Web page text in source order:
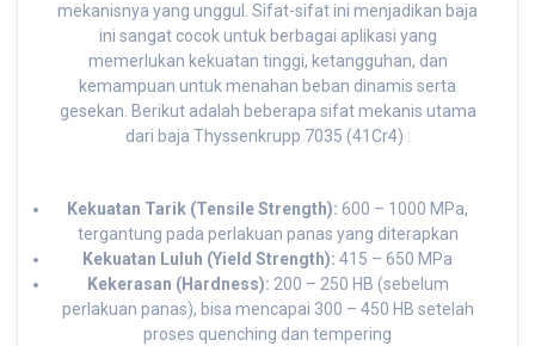
mekanisnya yang unggul. Sifat-sifat ini menjadikan baja
ini sangat cocok untuk berbagai aplikasi yang
memerlukan kekuatan tinggi, ketangguhan, dan
kemampuan untuk menahan beban dinamis serta
gesekan. Berikut adalah beberapa sifat mekanis utama
dari baja Thyssenkrupp 7035 (41Cr4) :
Kekuatan Tarik (Tensile Strength): 600 – 1000 MPa,
tergantung pada perlakuan panas yang diterapkan
Kekuatan Luluh (Yield Strength): 415 – 650 MPa
Kekerasan (Hardness): 200 – 250 HB (sebelum
perlakuan panas), bisa mencapai 300 – 450 HB setelah
proses quenching dan tempering